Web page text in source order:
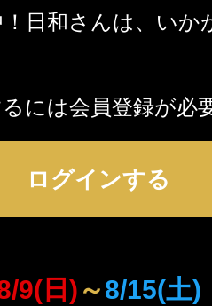
日和さんは、いか
には会員登録が必
ログインする
9(日) ～8/15(土)